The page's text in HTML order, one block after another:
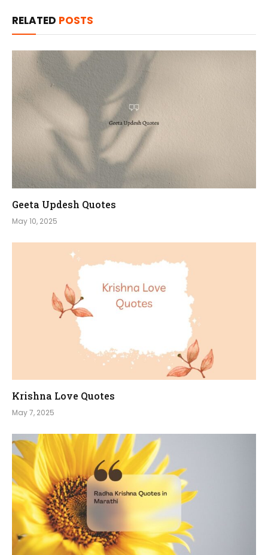
RELATED POSTS
Geeta Updesh Quotes
May 10, 2025
Krishna Love Quotes
May 7, 2025